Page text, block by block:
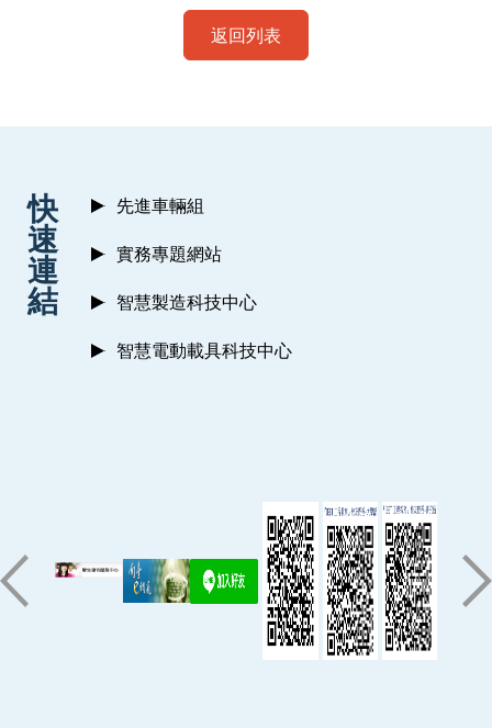
返回列表
快
速
連
結
先進車輛組
實務專題網站
智慧製造科技中心
智慧電動載具科技中心